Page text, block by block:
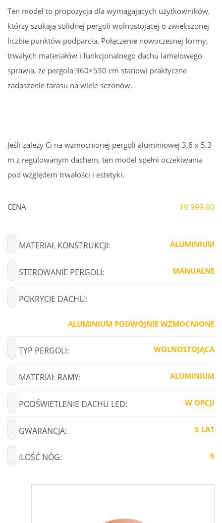
Ten model to propozycja dla wymagających użytkowników,
którzy szukają solidnej pergoli wolnostojącej o zwiększonej
liczbie punktów podparcia. Połączenie nowoczesnej formy,
trwałych materiałów i funkcjonalnego dachu lamelowego
sprawia, że pergola 360×530 cm stanowi praktyczne
zadaszenie tarasu na wiele sezonów.
Jeśli zależy Ci na wzmocnionej pergoli aluminiowej 3,6 x 5,3
m z regulowanym dachem, ten model spełni oczekiwania
pod względem trwałości i estetyki.
CENA 19 999.00
MATERIAŁ KONSTRUKCJI: ALUMINIUM
STEROWANIE PERGOLI: MANUALNE
POKRYCIE DACHU:
ALUMINIUM PODWÓJNIE WZMOCNIONE
TYP PERGOLI: WOLNOSTOJĄCA
MATERIAŁ RAMY: ALUMINIUM
PODŚWIETLENIE DACHU LED: W OPCJI
GWARANCJA: 5 LAT
ILOŚĆ NÓG: 6